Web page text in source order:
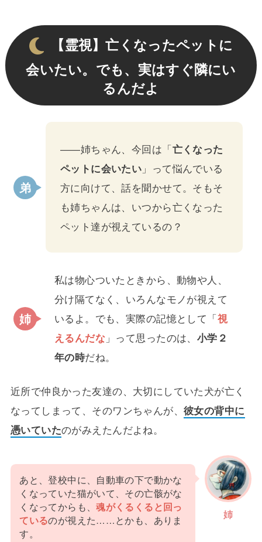
【霊視】亡くなったペットに
会いたい。でも、実はすぐ隣にい
るんだよ
――姉ちゃん、今回は「亡くなった
ペットに会いたい 」って悩んでいる
方に向けて、話を聞かせて。そもそ
も姉ちゃんは、いつから亡くなった
ペット達が視えているの？
私は物心ついたときから、動物や人、
分け隔てなく、いろんなモノが視えて
いるよ。でも、実際の記憶として「視
えるんだな 」って思ったのは、 小学２
年の時だね。
近所で仲良かった友達の、大切にしていた犬が亡く
なってしまって、そのワンちゃんが、彼女の背中に
憑いていたのがみえたんだよね。
姉
あと、登校中に、自動車の下で動かな
くなっていた猫がいて、その亡骸がな
くなってからも、魂がくるくると回っ
ているのが視えた……とかも、ありま
す。